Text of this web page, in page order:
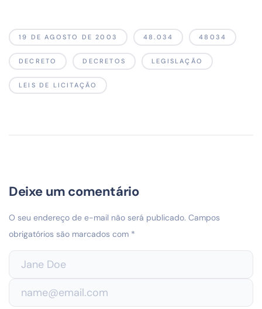
19 DE AGOSTO DE 2003 48.034 48034
DECRETO DECRETOS LEGISLAÇÃO
LEIS DE LICITAÇÃO
Deixe um comentário
O seu endereço de e-mail não será publicado. Campos
obrigatórios são marcados com *